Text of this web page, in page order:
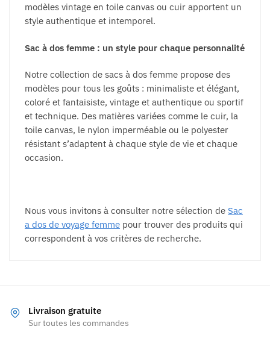
modèles vintage en toile canvas ou cuir apportent un
style authentique et intemporel.
Sac à dos femme : un style pour chaque personnalité
Notre collection de sacs à dos femme propose des
modèles pour tous les goûts : minimaliste et élégant,
coloré et fantaisiste, vintage et authentique ou sportif
et technique. Des matières variées comme le cuir, la
toile canvas, le nylon imperméable ou le polyester
résistant s’adaptent à chaque style de vie et chaque
occasion.
Nous vous invitons à consulter notre sélection de Sac
a dos de voyage femme pour trouver des produits qui
correspondent à vos critères de recherche.
Livraison gratuite
Sur toutes les commandes